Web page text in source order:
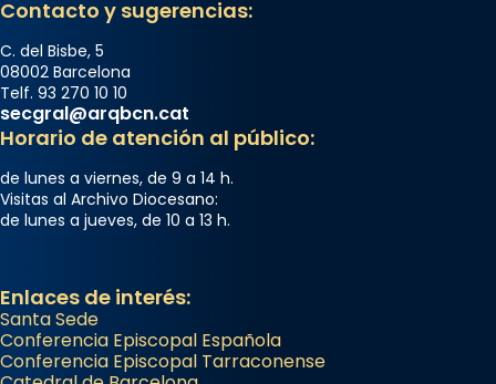
Contacto y sugerencias:
C. del Bisbe, 5
08002 Barcelona
Telf. 93 270 10 10
secgral@arqbcn.cat
Horario de atención al público:
de lunes a viernes, de 9 a 14 h.
Visitas al Archivo Diocesano:
de lunes a jueves, de 10 a 13 h.
Enlaces de interés:
Santa Sede
Conferencia Episcopal Española
Conferencia Episcopal Tarraconense